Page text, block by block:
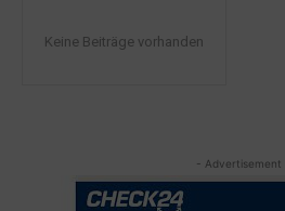
Keine Beiträge vorhanden
- Advertisement -